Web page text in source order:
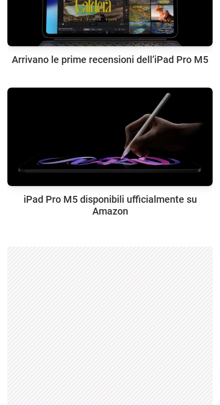
Arrivano le prime recensioni dell’iPad Pro M5
iPad Pro M5 disponibili ufficialmente su
Amazon